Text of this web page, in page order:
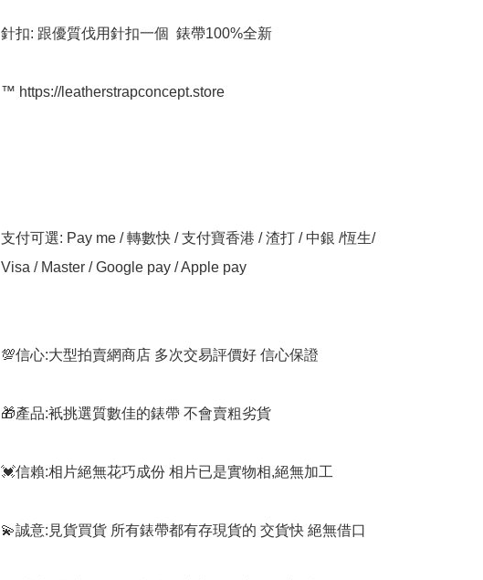
針扣: 跟優質伐用針扣一個  錶帶100%全新
™️ https://leatherstrapconcept.store
支付可選: Pay me / 轉數快 / 支付寶香港 / 渣打 / 中銀 /恆生/
Visa / Master / Google pay / Apple pay
💯信心:大型拍賣網商店 多次交易評價好 信心保證
🎁產品:衹挑選質數佳的錶帶 不會賣粗劣貨
💓信賴:相片絕無花巧成份 相片已是實物相,絕無加工
💫誠意:見貨買貨 所有錶帶都有存現貨的 交貨快 絕無借口